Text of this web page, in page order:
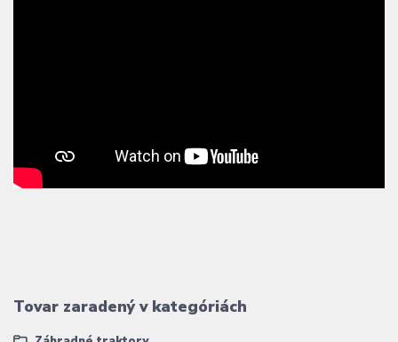
Tovar zaradený v kategóriách